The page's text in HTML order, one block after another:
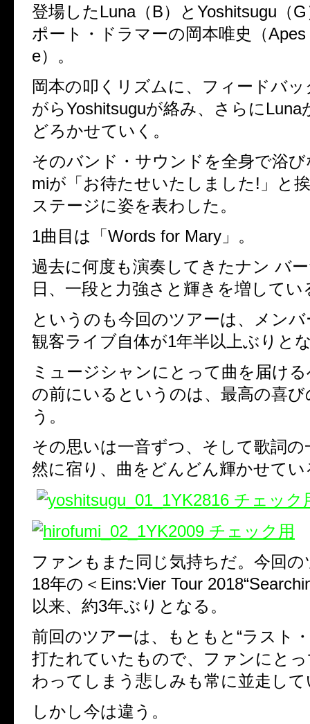
登場したLuna（B）とYoshitsugu（
ポート・ドラマーの岡本唯史（Apes
e）。
岡本の叩くリズムに、フィードバ
がらYoshitsuguが絡み、さらにLuna
どろかせていく。
そのバンド・サウンドを全身で浴
miが「お待たせいたしました!」と
ステージに姿を表わした。
1曲目は「Words for Mary」。
過去に何度も演奏してきたナン バ
日、一段と力強さと輝きを増してい
というのも今回のツアーは、メン
観客ライブ自体が1年半以上ぶりと
ミュージシャンにとって曲を届け
の前にいるというのは、最高の喜
う。
その思いは一音ずつ、そして歌詞
然に宿り、曲をどんどん輝かせて
ファンもまた同じ気持ちだ。今回の
18年の＜Eins:Vier Tour
以来、約3年ぶりとなる。
前回のツアーは、もともと“ラスト
打たれていたもので、ファンにと
わってしまう悲しみも常に並走し
しかし今は違う。